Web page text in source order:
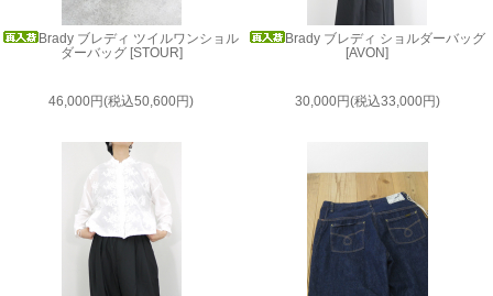
Brady ブレディ ツイルワンショル
ダーバッグ [STOUR]
46,000円(税込50,600円)
Brady ブレディ ショルダーバッグ
[AVON]
30,000円(税込33,000円)